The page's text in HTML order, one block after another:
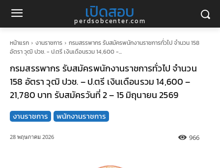
เปิดสอบ
perdsobcenter.com
หน้าแรก งานราชการ
กรมสรรพากร รับสมัครพนักงานราชการทั่วไป จำนวน 158
อัตรา วุฒิ ปวช. - ป.ตรี เงินเดือนรวม 14,600 -...
กรมสรรพากร รับสมัครพนักงานราชการทั่วไป จำนวน
158 อัตรา วุฒิ ปวช. – ป.ตรี เงินเดือนรวม 14,600 –
21,780 บาท รับสมัครวันที่ 2 – 15 มิถุนายน 2569
งานราชการ พนักงานราชการ
28 พฤษภาคม 2026 966